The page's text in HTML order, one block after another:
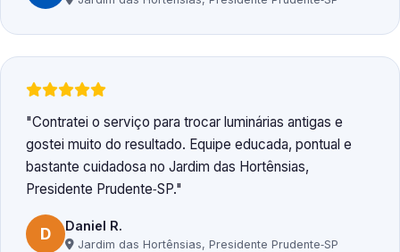
Contratei o serviço para trocar luminárias antigas e
gostei muito do resultado. Equipe educada, pontual e
bastante cuidadosa no Jardim das Hortênsias,
Presidente Prudente‑SP.
D Daniel R.
Jardim das Hortênsias, Presidente Prudente‑SP